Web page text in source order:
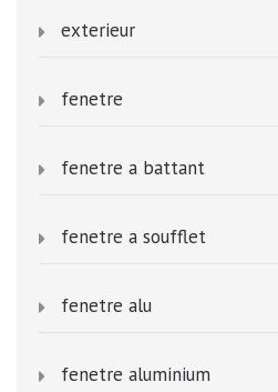
exterieur
fenetre
fenetre a battant
fenetre a soufflet
fenetre alu
fenetre aluminium